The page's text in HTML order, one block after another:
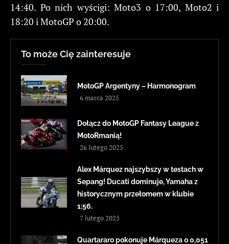
14:40. Po nich wyścigi: Moto3 o 17:00, Moto2 i
18:20 i MotoGP o 20:00.
To może Cię zainteresuje
MotoGP Argentyny – Harmonogram
6 marca 2025
Dołącz do MotoGP Fantasy League z
MotoRmanią!
26 lutego 2025
Alex Márquez najszybszy w testach w
Sepang! Ducati dominuje, Yamaha z
historycznym przełomem w klubie
1:56.
7 lutego 2025
Quartararo pokonuje Márqueza o 0,051